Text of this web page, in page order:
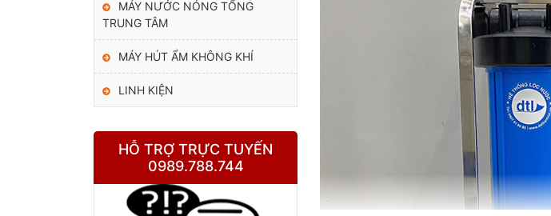
MÁY NƯỚC NÓNG TỔNG
TRUNG TÂM
MÁY HÚT ẨM KHÔNG KHÍ
LINH KIỆN
HỖ TRỢ TRỰC TUYẾN
0989.788.744